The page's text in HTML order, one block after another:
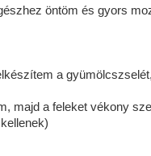
öntöm és gyors
a
majd a feleket vékony